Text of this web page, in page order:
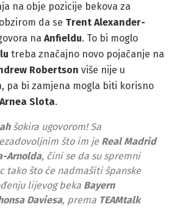
na obje pozicije bekova za
da se Trent Alexander-
na Anfieldu. To bi moglo
treba značajno novo pojačanje na
Robertson više nije u
pa bi zamjena mogla biti korisno
Arnea Slota.
šokira ugovorom! Sa
što im je Real Madrid
Arnolda, čini se da su spremni
tako što će nadmašiti španske
lijevog beka Bayern
Daviesa, prema TEAMtalk